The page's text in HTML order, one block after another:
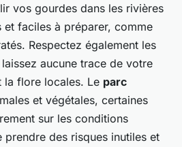
vos gourdes dans les rivières
faciles à préparer, comme
Respectez également les
aucune trace de votre
la flore locales. Le parc
et végétales, certaines
sur les conditions
des risques inutiles et